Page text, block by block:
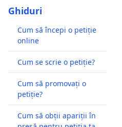
Ghiduri
Cum să începi o petiție
online
Cum se scrie o petiție?
Cum să promovați o
petiție?
Cum să obții apariții în